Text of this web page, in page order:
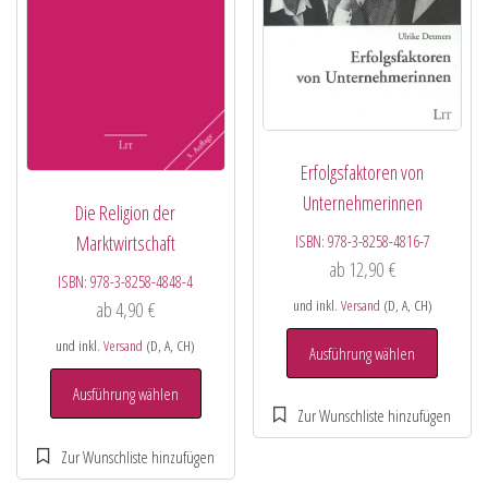
Die Religion der
Marktwirtschaft
ISBN:978-3-8258-4848-4
ab4,90 €
und inkl.Versand (D, A, CH)
Ausführung wählen
Erfolgsfaktoren von
Unternehmerinnen
ISBN: 978-3-8258-4816-7
ab 12,90 €
und inkl. Versand (D, A, CH)
Ausführung wählen